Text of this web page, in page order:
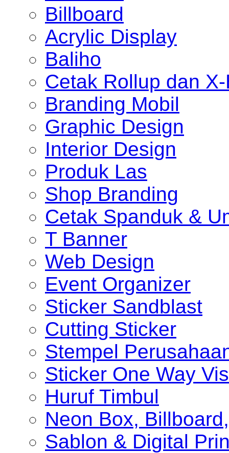
Billboard
Acrylic Display
Baliho
Cetak Rollup dan
Branding Mobil
Graphic Design
Interior Design
Produk Las
Shop Branding
Cetak Spanduk &
T Banner
Web Design
Event Organizer
Sticker Sandblast
Cutting Sticker
Stempel
Sticker One Way
Huruf Timbul
Neon Box,
Sablon & Digital